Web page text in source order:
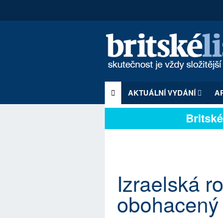
AKTUÁLNÍ VYDÁNÍ
Britské
Izraelská